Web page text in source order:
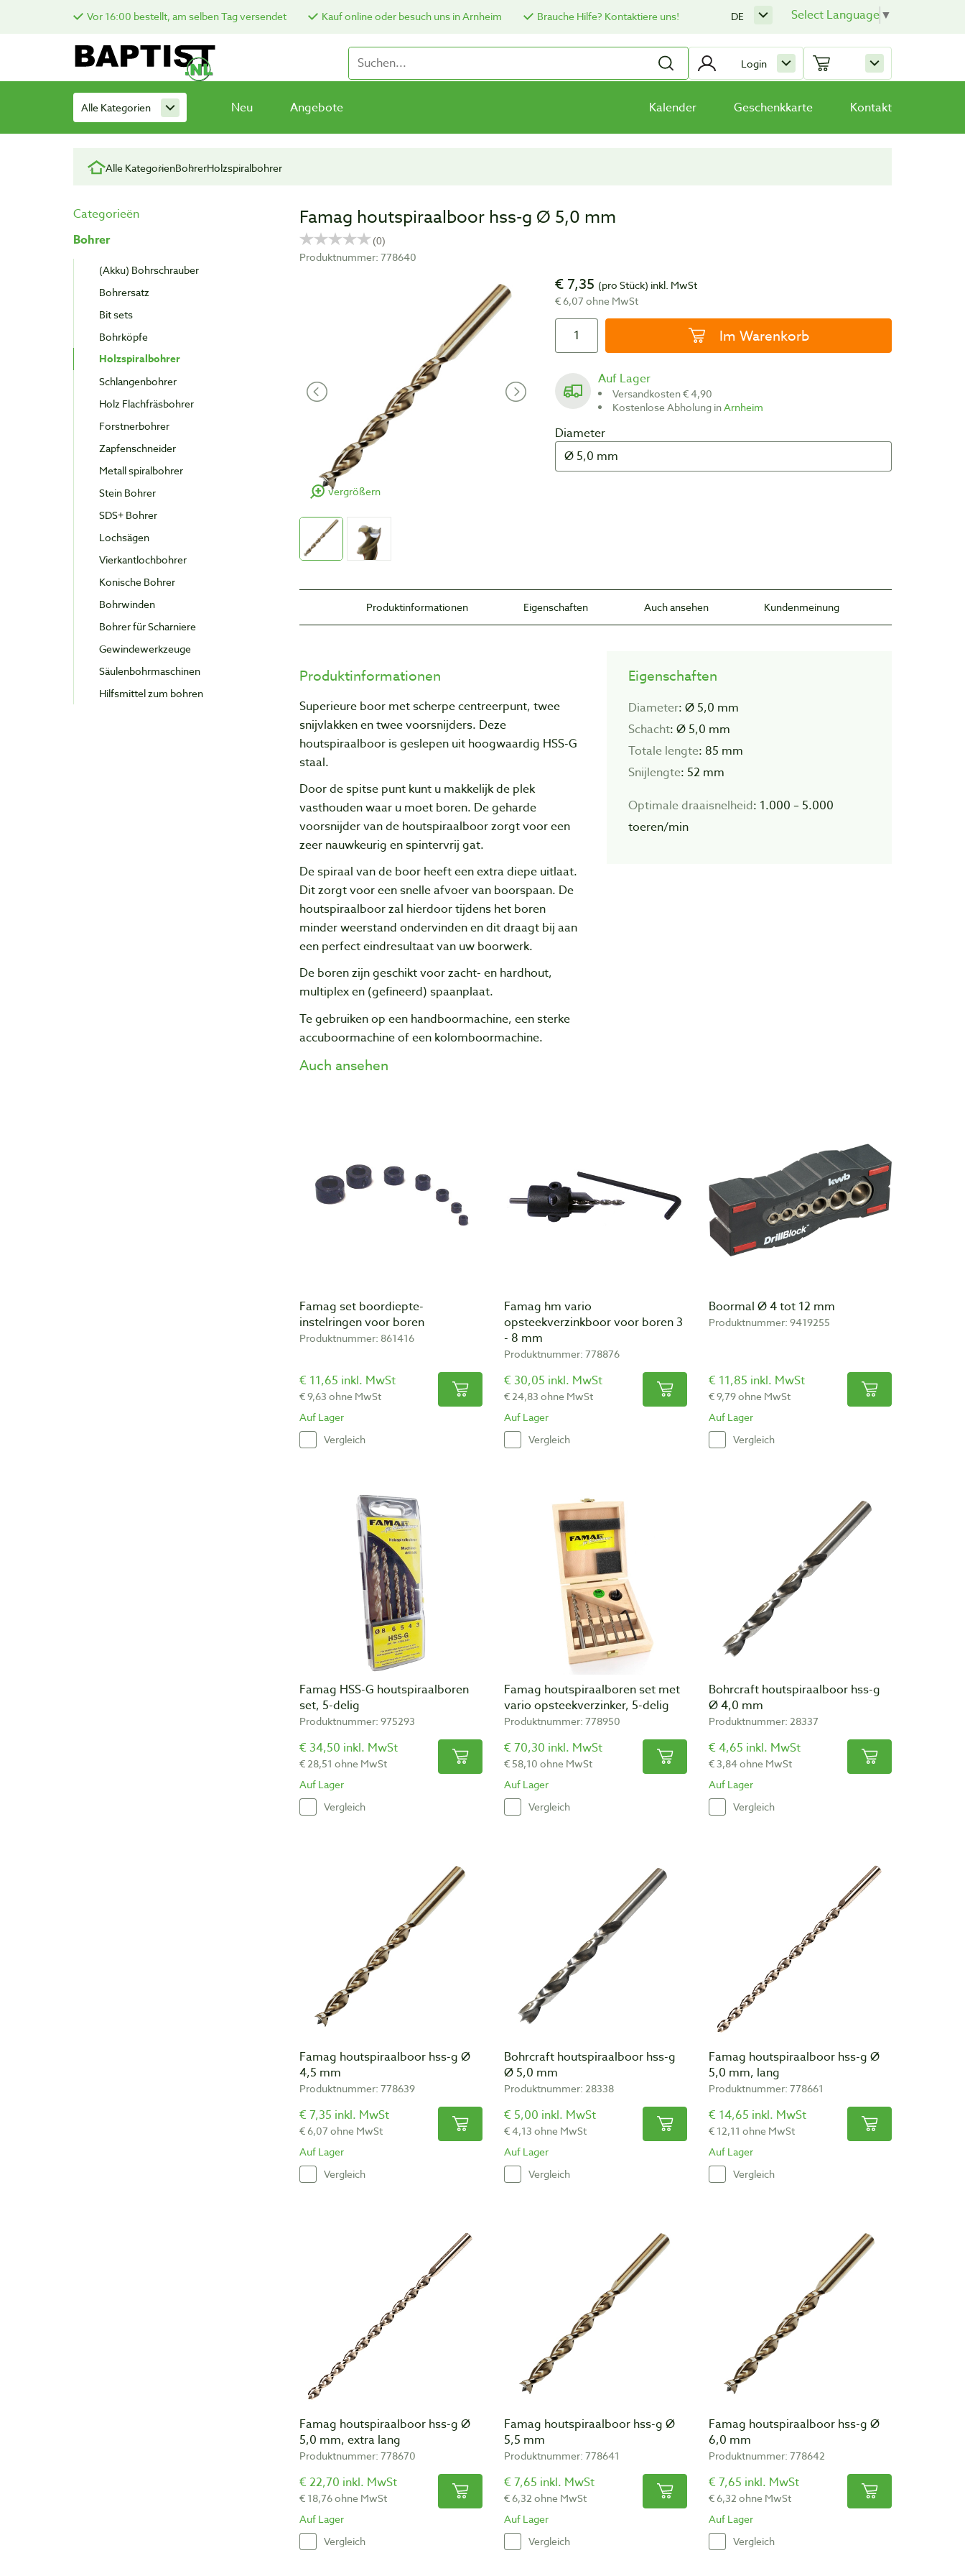
Vor 16:00 bestellt, am selben Tag versendet Kauf online oder besuch uns in Arnheim Brauche Hilfe? Kontaktiere uns! Select Language▼
DE
Login
Alle Kategorien Neu Angebote Kalender Geschenkkarte Kontakt
Alle KategorienBohrerHolzspiralbohrer
Categorieën
Bohrer
(Akku) Bohrschrauber
Bohrersatz
Bit sets
Bohrköpfe
Holzspiralbohrer
Schlangenbohrer
Holz Flachfräsbohrer
Forstnerbohrer
Zapfenschneider
Metall spiralbohrer
Stein Bohrer
SDS+ Bohrer
Lochsägen
Vierkantlochbohrer
Konische Bohrer
Bohrwinden
Bohrer für Scharniere
Gewindewerkzeuge
Säulenbohrmaschinen
Hilfsmittel zum bohren
Famag houtspiraalboor hss-g Ø 5,0 mm
Produktnummer: 778640
vergrößern
€ 7,35 (pro Stück) inkl. MwSt
€ 6,07 ohne MwSt
Im Warenkorb
Auf Lager
Versandkosten € 4,90
Kostenlose Abholung inArnheim
Diameter
Produktinformationen Eigenschaften Auch ansehen Kundenmeinung
Produktinformationen
Superieure boor met scherpe centreerpunt, twee
snijvlakken en twee voorsnijders. Deze
houtspiraalboor is geslepen uit hoogwaardig HSS-G
staal.
Door de spitse punt kunt u makkelijk de plek
vasthouden waar u moet boren. De geharde
voorsnijder van de houtspiraalboor zorgt voor een
zeer nauwkeurig en spintervrij gat.
De spiraal van de boor heeft een extra diepe uitlaat.
Dit zorgt voor een snelle afvoer van boorspaan. De
houtspiraalboor zal hierdoor tijdens het boren
minder weerstand ondervinden en dit draagt bij aan
een perfect eindresultaat van uw boorwerk.
De boren zijn geschikt voor zacht- en hardhout,
multiplex en (gefineerd) spaanplaat.
Te gebruiken op een handboormachine, een sterke
accuboormachine of een kolomboormachine.
Eigenschaften
Diameter: Ø 5,0 mm
Schacht: Ø 5,0 mm
Totale lengte: 85 mm
Snijlengte: 52 mm
Optimale draaisnelheid: 1.000 – 5.000
toeren/min
Auch ansehen
Famag set boordiepte-
instelringen voor boren
Produktnummer: 861416
€ 11,65 inkl. MwSt
€ 9,63 ohne MwSt
Auf Lager
Vergleich
Famag hm vario
opsteekverzinkboor voor boren 3
- 8 mm
Produktnummer: 778876
€ 30,05 inkl. MwSt
€ 24,83 ohne MwSt
Auf Lager
Vergleich
Boormal Ø 4 tot 12 mm
Produktnummer: 9419255
€ 11,85 inkl. MwSt
€ 9,79 ohne MwSt
Auf Lager
Vergleich
Famag HSS-G houtspiraalboren
set, 5-delig
Produktnummer: 975293
€ 34,50 inkl. MwSt
€ 28,51 ohne MwSt
Auf Lager
Vergleich
Famag houtspiraalboren set met
vario opsteekverzinker, 5-delig
Produktnummer: 778950
€ 70,30 inkl. MwSt
€ 58,10 ohne MwSt
Auf Lager
Vergleich
Bohrcraft houtspiraalboor hss-g
Ø 4,0 mm
Produktnummer: 28337
€ 4,65 inkl. MwSt
€ 3,84 ohne MwSt
Auf Lager
Vergleich
Famag houtspiraalboor hss-g Ø
4,5 mm
Produktnummer: 778639
€ 7,35 inkl. MwSt
€ 6,07 ohne MwSt
Auf Lager
Vergleich
Bohrcraft houtspiraalboor hss-g
Ø 5,0 mm
Produktnummer: 28338
€ 5,00 inkl. MwSt
€ 4,13 ohne MwSt
Auf Lager
Vergleich
Famag houtspiraalboor hss-g Ø
5,0 mm, lang
Produktnummer: 778661
€ 14,65 inkl. MwSt
€ 12,11 ohne MwSt
Auf Lager
Vergleich
Famag houtspiraalboor hss-g Ø
5,0 mm, extra lang
Produktnummer: 778670
€ 22,70 inkl. MwSt
€ 18,76 ohne MwSt
Auf Lager
Vergleich
Famag houtspiraalboor hss-g Ø
5,5 mm
Produktnummer: 778641
€ 7,65 inkl. MwSt
€ 6,32 ohne MwSt
Auf Lager
Vergleich
Famag houtspiraalboor hss-g Ø
6,0 mm
Produktnummer: 778642
€ 7,65 inkl. MwSt
€ 6,32 ohne MwSt
Auf Lager
Vergleich